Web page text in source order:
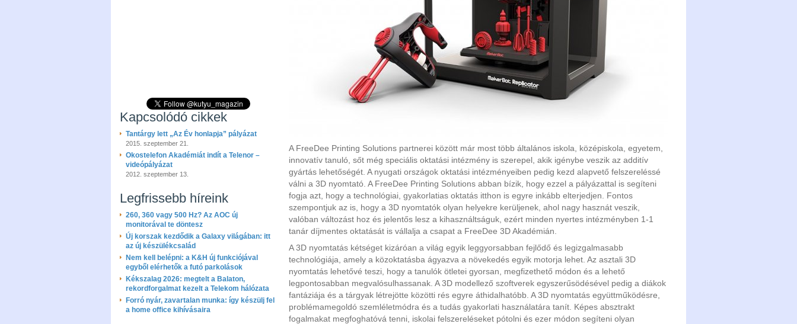
Kapcsolódó cikkek
Tantárgy lett „Az Év honlapja” pályázat
2015. szeptember 21.
Okostelefon Akadémiát indít a Telenor –
videópályázat
2012. szeptember 13.
Legfrissebb híreink
260, 360 vagy 500 Hz? Az AOC új
monitorával te döntesz
Új korszak kezdődik a Galaxy világában: itt
az új készülékcsalád
Nem kell belépni: a K&H új funkciójával
egyből elérhetők a futó parkolások
Kékszalag 2026: megtelt a Balaton,
rekordforgalmat kezelt a Telekom hálózata
Forró nyár, zavartalan munka: így készülj fel
a home office kihívásaira
A FreeDee Printing Solutions partnerei között már most több általános iskola, középiskola, egyetem,
innovatív tanuló, sőt még speciális oktatási intézmény is szerepel, akik igénybe veszik az additív
gyártás lehetőségét. A nyugati országok oktatási intézményeiben pedig kezd alapvető felszereléssé
válni a 3D nyomtató. A FreeDee Printing Solutions abban bízik, hogy ezzel a pályázattal is segíteni
fogja azt, hogy a technológiai, gyakorlatias oktatás itthon is egyre inkább elterjedjen. Fontos
szempontjuk az is, hogy a 3D nyomtatók olyan helyekre kerüljenek, ahol nagy hasznát veszik,
valóban változást hoz és jelentős lesz a kihasználtságuk, ezért minden nyertes intézményben 1-1
tanár díjmentes oktatását is vállalja a csapat a FreeDee 3D Akadémián.
A 3D nyomtatás kétséget kizáróan a világ egyik leggyorsabban fejlődő és legizgalmasabb
technológiája, amely a közoktatásba ágyazva a növekedés egyik motorja lehet. Az asztali 3D
nyomtatás lehetővé teszi, hogy a tanulók ötletei gyorsan, megfizethető módon és a lehető
legpontosabban megvalósulhassanak. A 3D modellező szoftverek egyszerűsödésével pedig a diákok
fantáziája és a tárgyak létrejötte közötti rés egyre áthidalhatóbb. A 3D nyomtatás együttműködésre,
problémamegoldó szemléletmódra és a tudás gyakorlati használatára tanít. Képes absztrakt
fogalmakat megfoghatóvá tenni, iskolai felszereléseket pótolni és ezer módon segíteni olyan